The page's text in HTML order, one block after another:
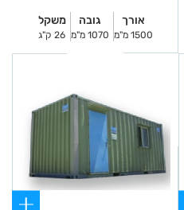
אורך
1500 מ"מ
גובה
1070 מ"מ
משקל
26 ק"ג